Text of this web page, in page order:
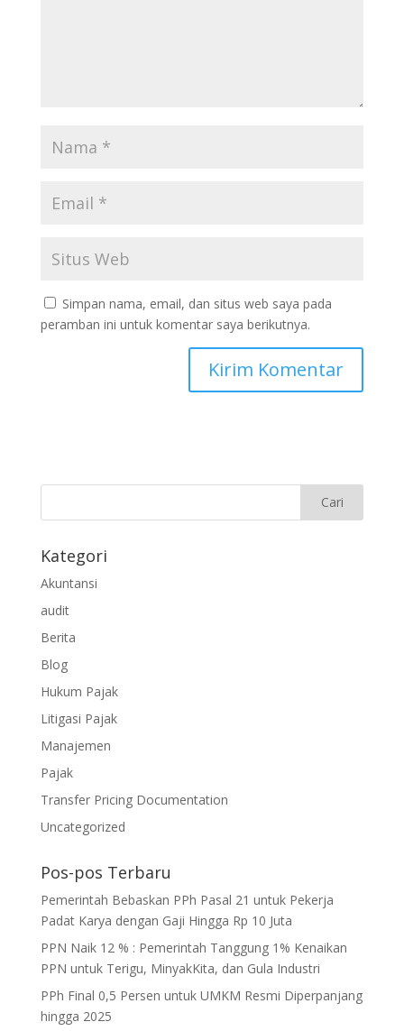
Simpan nama, email, dan situs web saya pada
peramban ini untuk komentar saya berikutnya.
Kategori
Akuntansi
audit
Berita
Blog
Hukum Pajak
Litigasi Pajak
Manajemen
Pajak
Transfer Pricing Documentation
Uncategorized
Pos-pos Terbaru
Pemerintah Bebaskan PPh Pasal 21 untuk Pekerja
Padat Karya dengan Gaji Hingga Rp 10 Juta
PPN Naik 12 % : Pemerintah Tanggung 1% Kenaikan
PPN untuk Terigu, MinyakKita, dan Gula Industri
PPh Final 0,5 Persen untuk UMKM Resmi Diperpanjang
hingga 2025